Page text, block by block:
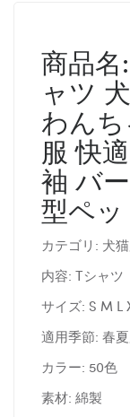
商品
ャツ
わん
服 快
袖 バ
型ペ
カテゴリ: 犬
内容: Tシャツ
サイズ: S M L
適用季節: 春
カラー: 50色
素材: 綿製